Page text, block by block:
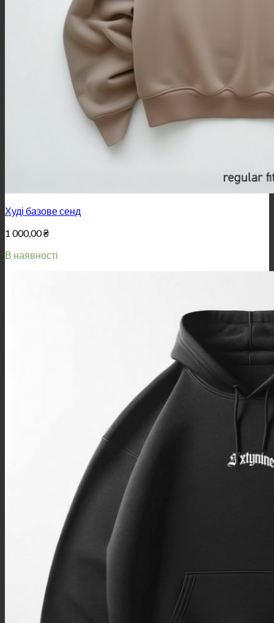
Худі базове сенд
1 000,00₴
В наявності